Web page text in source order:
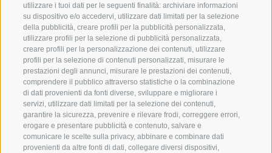
utilizzare i tuoi dati per le seguenti finalità: archiviare informazioni
su dispositivo e/o accedervi, utilizzare dati limitati per la selezione
della pubblicità, creare profili per la pubblicità personalizzata,
utilizzare profili per la selezione di pubblicità personalizzata,
creare profili per la personalizzazione dei contenuti, utilizzare
profili per la selezione di contenuti personalizzati, misurare le
prestazioni degli annunci, misurare le prestazioni dei contenuti,
comprendere il pubblico attraverso statistiche o la combinazione
di dati provenienti da fonti diverse, sviluppare e migliorare i
servizi, utilizzare dati limitati per la selezione dei contenuti,
garantire la sicurezza, prevenire e rilevare frodi, correggere errori,
erogare e presentare pubblicità e contenuto, salvare e
comunicare le scelte sulla privacy, abbinare e combinare dati
provenienti da altre fonti di dati, collegare diversi dispositivi,
BENVENUTI NELLA REGIONE
TURISTICA DI RACINES
VAL GIOVO
VAL RACINES
VAL RIDANNA
IMPIANTI DI RISALITA
SPORT E
MOMENTI
SCIARE
ESCURSIONI
ALTA
BIKE